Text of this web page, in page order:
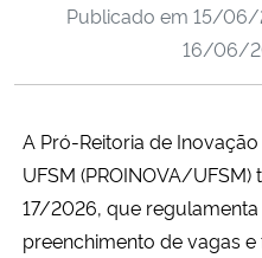
Ministério do Meio Ambiente
Publicado em 15/06/
16/06/
A Pró-Reitoria de
UFSM (PROINOVA/
17/2026, que
preenchimento de vagas